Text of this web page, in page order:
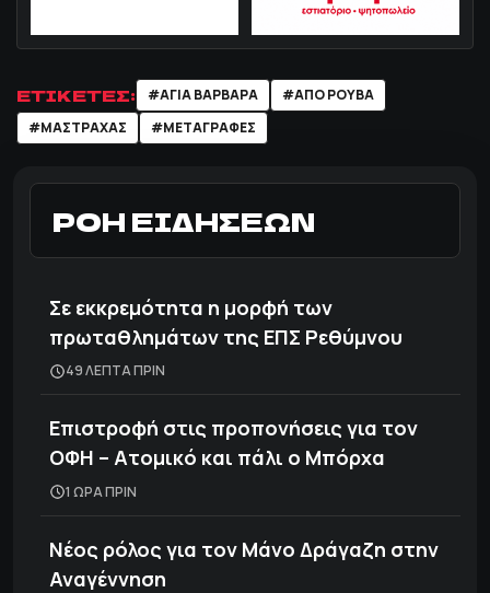
ΕΤΙΚΕΤΕΣ: #ΑΓΙΑ ΒΑΡΒΑΡΑ
#ΑΠΟ ΡΟΥΒΑ
#ΜΑΣΤΡΑΧΑΣ
#ΜΕΤΑΓΡΑΦΕΣ
ΡΟΗ ΕΙΔΗΣΕΩΝ
Σε εκκρεμότητα η μορφή των
πρωταθλημάτων της ΕΠΣ Ρεθύμνου
49 ΛΕΠΤΑ ΠΡΙΝ
Επιστροφή στις προπονήσεις για τον
ΟΦΗ – Ατομικό και πάλι ο Μπόρχα
1 ΩΡΑ ΠΡΙΝ
Νέος ρόλος για τον Μάνο Δράγαζη στην
Αναγέννηση